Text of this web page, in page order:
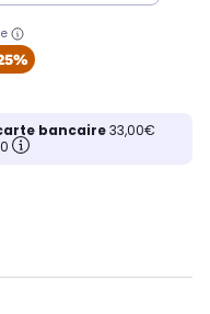
bancaire33,00€